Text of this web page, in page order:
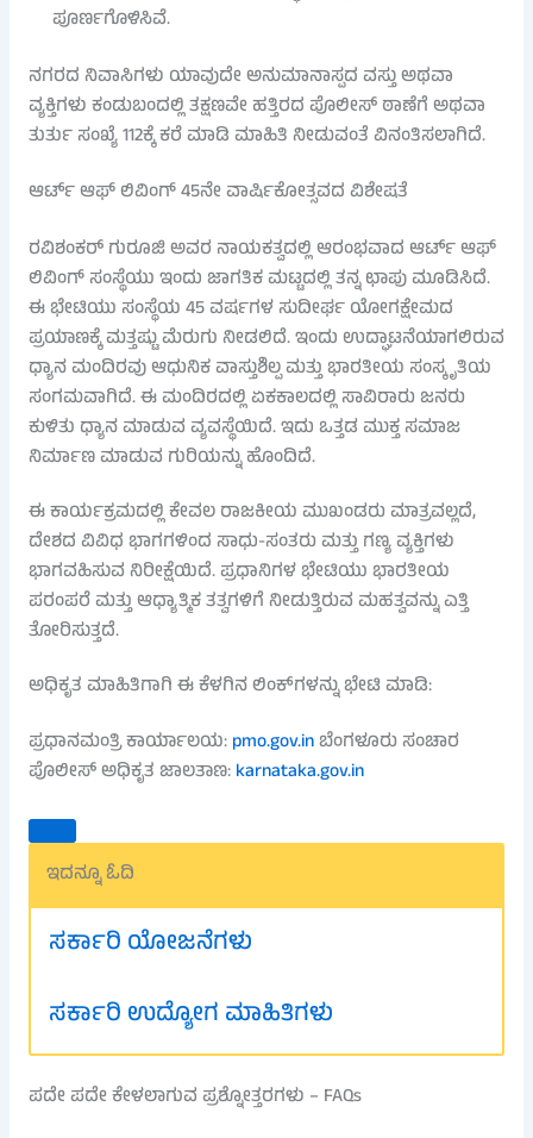
ಪೂರ್ಣಗೊಳಿಸಿವೆ.
ನಗರದ ನಿವಾಸಿಗಳು ಯಾವುದೇ ಅನುಮಾನಾಸ್ಪದ ವಸ್ತು ಅಥವಾ
ವ್ಯಕ್ತಿಗಳು ಕಂಡುಬಂದಲ್ಲಿ ತಕ್ಷಣವೇ ಹತ್ತಿರದ ಪೊಲೀಸ್ ಠಾಣೆಗೆ ಅಥವಾ
ತುರ್ತು ಸಂಖ್ಯೆ 112ಕ್ಕೆ ಕರೆ ಮಾಡಿ ಮಾಹಿತಿ ನೀಡುವಂತೆ ವಿನಂತಿಸಲಾಗಿದೆ.
ಆರ್ಟ್ ಆಫ್ ಲಿವಿಂಗ್ 45ನೇ ವಾರ್ಷಿಕೋತ್ಸವದ ವಿಶೇಷತೆ
ರವಿಶಂಕರ್ ಗುರೂಜಿ ಅವರ ನಾಯಕತ್ವದಲ್ಲಿ ಆರಂಭವಾದ ಆರ್ಟ್ ಆಫ್
ಲಿವಿಂಗ್ ಸಂಸ್ಥೆಯು ಇಂದು ಜಾಗತಿಕ ಮಟ್ಟದಲ್ಲಿ ತನ್ನ ಛಾಪು ಮೂಡಿಸಿದೆ.
ಈ ಭೇಟಿಯು ಸಂಸ್ಥೆಯ 45 ವರ್ಷಗಳ ಸುದೀರ್ಘ ಯೋಗಕ್ಷೇಮದ
ಪ್ರಯಾಣಕ್ಕೆ ಮತ್ತಷ್ಟು ಮೆರುಗು ನೀಡಲಿದೆ. ಇಂದು ಉದ್ಘಾಟನೆಯಾಗಲಿರುವ
ಧ್ಯಾನ ಮಂದಿರವು ಆಧುನಿಕ ವಾಸ್ತುಶಿಲ್ಪ ಮತ್ತು ಭಾರತೀಯ ಸಂಸ್ಕೃತಿಯ
ಸಂಗಮವಾಗಿದೆ. ಈ ಮಂದಿರದಲ್ಲಿ ಏಕಕಾಲದಲ್ಲಿ ಸಾವಿರಾರು ಜನರು
ಕುಳಿತು ಧ್ಯಾನ ಮಾಡುವ ವ್ಯವಸ್ಥೆಯಿದೆ. ಇದು ಒತ್ತಡ ಮುಕ್ತ ಸಮಾಜ
ನಿರ್ಮಾಣ ಮಾಡುವ ಗುರಿಯನ್ನು ಹೊಂದಿದೆ.
ಈ ಕಾರ್ಯಕ್ರಮದಲ್ಲಿ ಕೇವಲ ರಾಜಕೀಯ ಮುಖಂಡರು ಮಾತ್ರವಲ್ಲದೆ,
ದೇಶದ ವಿವಿಧ ಭಾಗಗಳಿಂದ ಸಾಧು-ಸಂತರು ಮತ್ತು ಗಣ್ಯ ವ್ಯಕ್ತಿಗಳು
ಭಾಗವಹಿಸುವ ನಿರೀಕ್ಷೆಯಿದೆ. ಪ್ರಧಾನಿಗಳ ಭೇಟಿಯು ಭಾರತೀಯ
ಪರಂಪರೆ ಮತ್ತು ಆಧ್ಯಾತ್ಮಿಕ ತತ್ವಗಳಿಗೆ ನೀಡುತ್ತಿರುವ ಮಹತ್ವವನ್ನು ಎತ್ತಿ
ತೋರಿಸುತ್ತದೆ.
ಅಧಿಕೃತ ಮಾಹಿತಿಗಾಗಿ ಈ ಕೆಳಗಿನ ಲಿಂಕ್‌ಗಳನ್ನು ಭೇಟಿ ಮಾಡಿ:
ಪ್ರಧಾನಮಂತ್ರಿ ಕಾರ್ಯಾಲಯ:pmo.gov.inಬೆಂಗಳೂರು ಸಂಚಾರ
ಪೊಲೀಸ್ ಅಧಿಕೃತ ಜಾಲತಾಣ:karnataka.gov.in
ಇದನ್ನೂ ಓದಿ
ಸರ್ಕಾರಿ ಯೋಜನೆಗಳು
ಸರ್ಕಾರಿ ಉದ್ಯೋಗ ಮಾಹಿತಿಗಳು
ಪದೇ ಪದೇ ಕೇಳಲಾಗುವ ಪ್ರಶ್ನೋತ್ತರಗಳು – FAQs